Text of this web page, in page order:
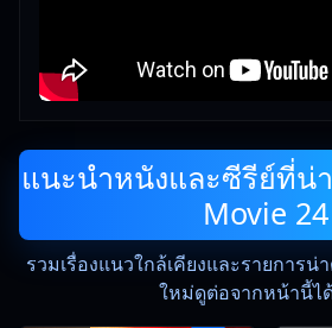
แนะนำหนังและซีรีย์ที่น่
Movie 24
รวมเรื่องแนวใกล้เคียงและรายการน่
ใหม่ดูต่อจากหน้านี้ไ